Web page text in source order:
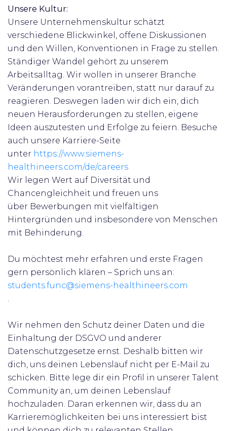
Unsere Kultur:
Unsere Unternehmenskultur schätzt
verschiedene Blickwinkel, offene Diskussionen
und den Willen, Konventionen in Frage zu stellen.
Ständiger Wandel gehört zu unserem
Arbeitsalltag. Wir wollen in unserer Branche
Veränderungen vorantreiben, statt nur darauf zu
reagieren. Deswegen laden wir dich ein, dich
neuen Herausforderungen zu stellen, eigene
Ideen auszutesten und Erfolge zu feiern. Besuche
auch unsere Karriere-Seite
unter https://www.siemens-
healthineers.com/de/careers
Wir legen Wert auf Diversität und
Chancengleichheit und freuen uns
über Bewerbungen mit vielfältigen
Hintergründen und insbesondere von Menschen
mit Behinderung.
Du möchtest mehr erfahren und erste Fragen
gern persönlich klären – Sprich uns an:
students.func@siemens-healthineers.com
.
Wir nehmen den Schutz deiner Daten und die
Einhaltung der DSGVO und anderer
Datenschutzgesetze ernst. Deshalb bitten wir
dich, uns deinen Lebenslauf nicht per E-Mail zu
schicken. Bitte lege dir ein Profil in unserer Talent
Community an, um deinen Lebenslauf
hochzuladen. Daran erkennen wir, dass du an
Karrieremöglichkeiten bei uns interessiert bist